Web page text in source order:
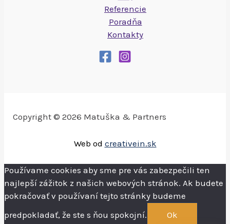
Referencie
Poradňa
Kontakty
Copyright © 2026 Matuška & Partners
Web od creativein.sk
Používame cookies aby sme pre vás zabezpečili ten
najlepší zážitok z našich webových stránok. Ak budete
pokračovať v používaní tejto stránky budeme
predpokladať, že ste s ňou spokojní.
Ok